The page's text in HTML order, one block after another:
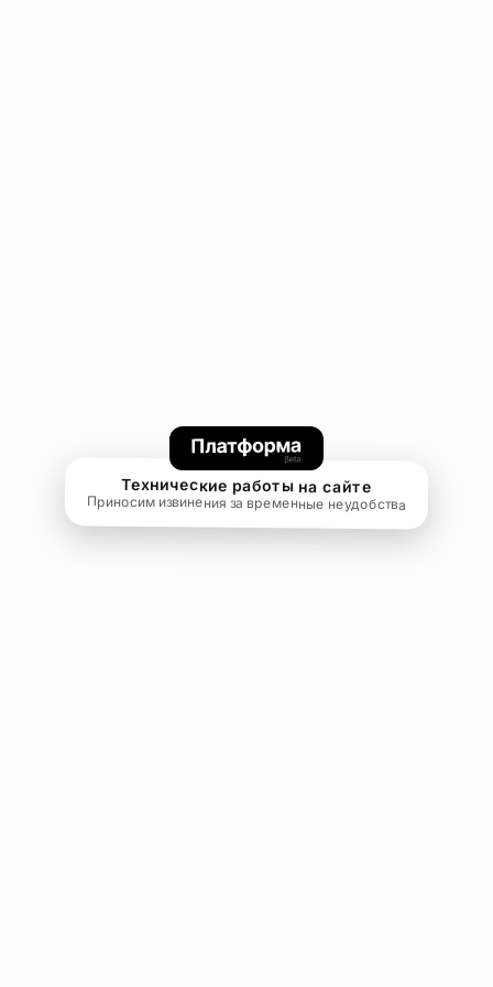
Технические работы на сайте
Приносим извинения за временные неудобства